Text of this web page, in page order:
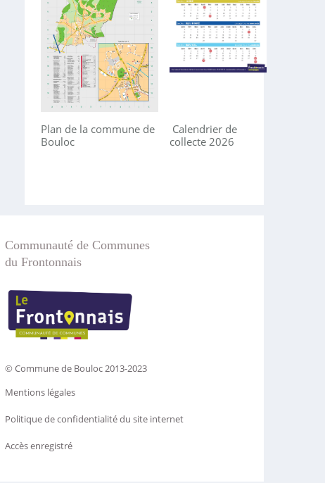
Plan de la commune de
Bouloc
Calendrier de
collecte 2026
Communauté de Communes
du Frontonnais
© Commune de Bouloc 2013-2023
Mentions légales
Politique de confidentialité du site internet
Accès enregistré